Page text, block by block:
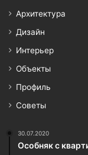
Архитектура
Дизайн
Интерьер
Объекты
Профиль
Советы
30.07.2020
Особняк с